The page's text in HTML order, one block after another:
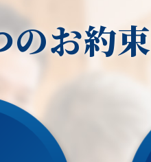
のお約束